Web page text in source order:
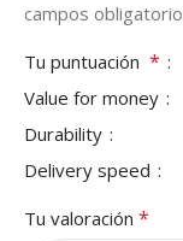
campos
Tu puntuación *
Value for money
Durability
Delivery speed
Tu valoración *